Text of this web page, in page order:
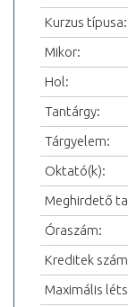
Kurzus típusa:
Mikor:
Hol:
Tantárgy:
Tárgyelem:
Oktató(k):
Meghirdető
Óraszám:
Kreditek
Maximális